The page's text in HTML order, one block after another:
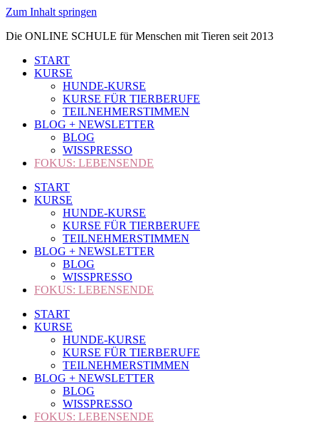
Zum Inhalt springen
Die ONLINE SCHULE für Menschen mit Tieren seit 2013
START
KURSE
HUNDE-KURSE
KURSE FÜR TIERBERUFE
TEILNEHMERSTIMMEN
BLOG + NEWSLETTER
BLOG
WISSPRESSO
FOKUS: LEBENSENDE
START
KURSE
HUNDE-KURSE
KURSE FÜR TIERBERUFE
TEILNEHMERSTIMMEN
BLOG + NEWSLETTER
BLOG
WISSPRESSO
FOKUS: LEBENSENDE
START
KURSE
HUNDE-KURSE
KURSE FÜR TIERBERUFE
TEILNEHMERSTIMMEN
BLOG + NEWSLETTER
BLOG
WISSPRESSO
FOKUS: LEBENSENDE